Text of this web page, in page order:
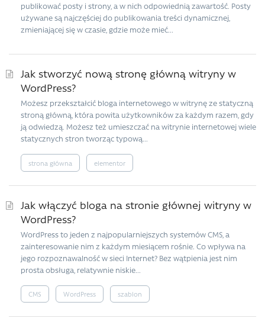
publikować posty i strony, a w nich odpowiednią zawartość. Posty
używane są najczęściej do publikowania treści dynamicznej,
zmieniającej się w czasie, gdzie może mieć...
Jak stworzyć nową stronę główną witryny w
WordPress?
Możesz przekształcić bloga internetowego w witrynę ze statyczną
stroną główną, która powita użytkowników za każdym razem, gdy
ją odwiedzą. Możesz też umieszczać na witrynie internetowej wiele
statycznych stron tworząc typową...
strona główna elementor
Jak włączyć bloga na stronie głównej witryny w
WordPress?
WordPress to jeden z najpopularniejszych systemów CMS, a
zainteresowanie nim z każdym miesiącem rośnie. Co wpływa na
jego rozpoznawalność w sieci Internet? Bez wątpienia jest nim
prosta obsługa, relatywnie niskie...
CMS WordPress szablon